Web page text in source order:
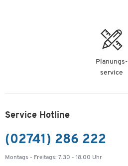
Planungs-
service
Service Hotline
(02741) 286 222
Montags - Freitags: 7.30 - 18.00 Uhr